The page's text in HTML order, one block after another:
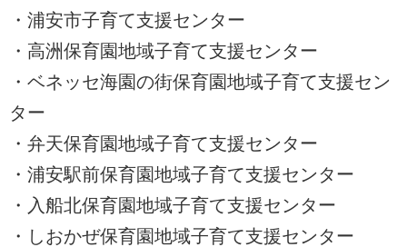
・浦安市子育て支援センター
・高洲保育園地域子育て支援センター
・ベネッセ海園の街保育園地域子育て支援セン
ター
・弁天保育園地域子育て支援センター
・浦安駅前保育園地域子育て支援センター
・入船北保育園地域子育て支援センター
・しおかぜ保育園地域子育て支援センター